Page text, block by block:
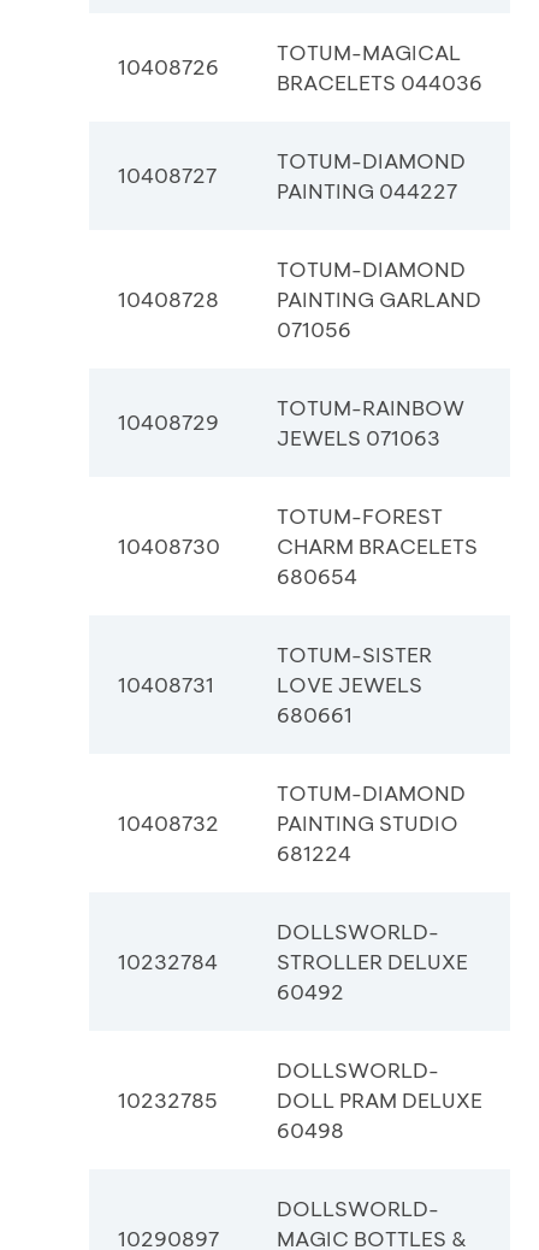
10408726
TOTUM-MAGICAL
BRACELETS 044036
10408727
TOTUM-DIAMOND
PAINTING 044227
10408728
TOTUM-DIAMOND
PAINTING GARLAND
071056
10408729
TOTUM-RAINBOW
JEWELS 071063
10408730
TOTUM-FOREST
CHARM BRACELETS
680654
10408731
TOTUM-SISTER
LOVE JEWELS
680661
10408732
TOTUM-DIAMOND
PAINTING STUDIO
681224
10232784
DOLLSWORLD-
STROLLER DELUXE
60492
10232785
DOLLSWORLD-
DOLL PRAM DELUXE
60498
10290897
DOLLSWORLD-
MAGIC BOTTLES &